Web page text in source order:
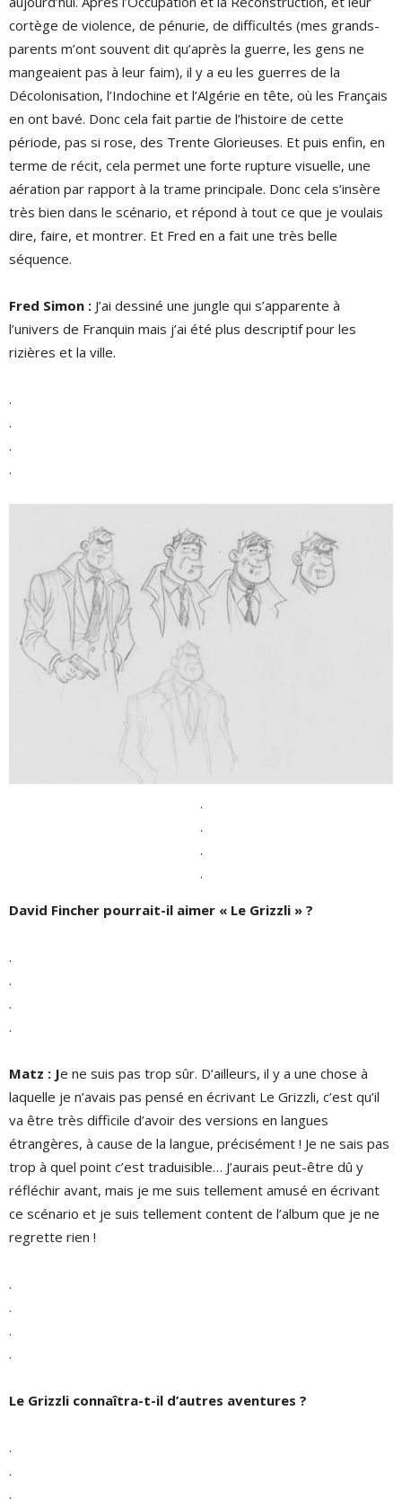
cortège de violence, de pénurie, de difficultés (mes grands-
parents m’ont souvent dit qu’après la guerre, les gens ne
mangeaient pas à leur faim), il y a eu les guerres de la
Décolonisation, l’Indochine et l’Algérie en tête, où les Français
en ont bavé. Donc cela fait partie de l’histoire de cette
période, pas si rose, des Trente Glorieuses. Et puis enfin, en
terme de récit, cela permet une forte rupture visuelle, une
aération par rapport à la trame principale. Donc cela s’insère
très bien dans le scénario, et répond à tout ce que je voulais
dire, faire, et montrer. Et Fred en a fait une très belle
séquence.
Fred Simon : J’ai dessiné une jungle qui s’apparente à
l’univers de Franquin mais j’ai été plus descriptif pour les
rizières et la ville.
.
.
.
.
.
.
.
.
David Fincher pourrait-il aimer « Le Grizzli » ?
.
.
.
.
Matz : Je ne suis pas trop sûr. D’ailleurs, il y a une chose à
laquelle je n’avais pas pensé en écrivant Le Grizzli, c’est qu’il
va être très difficile d’avoir des versions en langues
étrangères, à cause de la langue, précisément ! Je ne sais pas
trop à quel point c’est traduisible… J’aurais peut-être dû y
réfléchir avant, mais je me suis tellement amusé en écrivant
ce scénario et je suis tellement content de l’album que je ne
regrette rien !
.
.
.
.
Le Grizzli connaîtra-t-il d’autres aventures ?
.
.
.